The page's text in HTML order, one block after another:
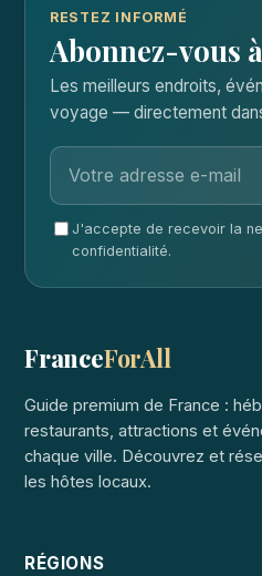
RESTEZ INFORMÉ
Abonnez-vous
Les meilleurs endroits,
voyage — directement
J'accepte de recevoir la
confidentialité.
FranceForAll
Guide premium de France :
restaurants, attractions et
chaque ville. Découvrez et
les hôtes locaux.
RÉGIONS